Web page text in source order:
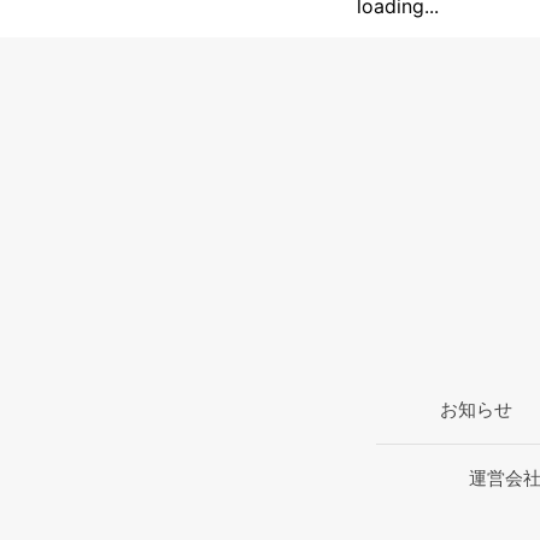
loading...
お知らせ
運営会社